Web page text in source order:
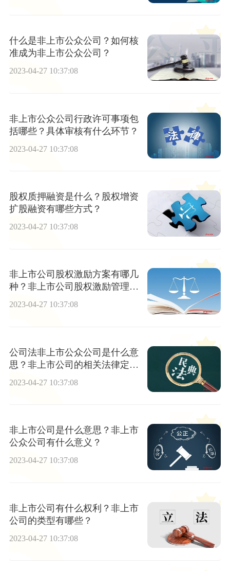
什么是非上市公众公司？如何核
准成为非上市公众公司？
2023-04-27 10:37:08
非上市公众公司行政许可事项包
括哪些？具体审核有什么环节？
2023-04-27 10:37:08
股权质押融资是什么？股权增资
扩股融资有哪些方式？
2023-04-27 10:37:08
非上市公司股权激励方案有哪几
种？非上市公司股权激励管理办
法有哪些？
2023-04-27 10:37:08
公司法非上市公众公司是什么意
思？非上市公司的相关法律定义
2023-04-27 10:37:08
非上市公司是什么意思？非上市
公众公司有什么意义？
2023-04-27 10:37:08
非上市公司有什么权利？非上市
公司的类型有哪些？
2023-04-27 10:37:08